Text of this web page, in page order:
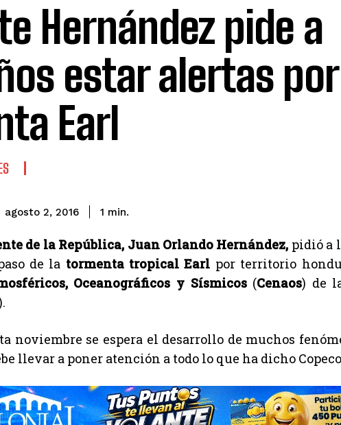
Hernández pide a
estar alertas por
Earl
agosto 2, 2016 1 min.
de la República, Juan Orlando Hernández, pidió a
de la tormenta tropical Earl por territorio
Oceanográficos y Sísmicos(Cenaos) de
noviembre se espera el desarrollo de muchos
llevar a poner atención a todo lo que ha dicho